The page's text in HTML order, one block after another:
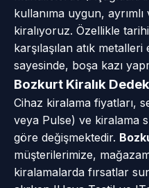
kullanıma uygun,
kiralıyoruz. Özellikle
karşılaşılan atık
sayesinde, boşa kazı
Bozkurt Kiralık
Cihaz kiralama fiyatları,
veya Pulse) ve kiralama
göre değişmektedir.
müşterilerimize,
kiralamalarda fırsatlar